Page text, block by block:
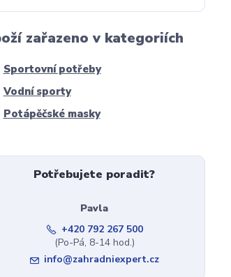
zařazeno v kategoriích
Sportovní potřeby
Vodní sporty
Potápěčské masky
Potřebujete poradit?
Pavla
+420 792 267 500
(Po-Pá, 8-14 hod.)
info@zahradniexpert.cz